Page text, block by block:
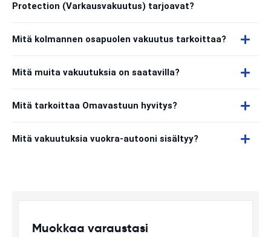
Protection (Varkausvakuutus) tarjoavat?
Mitä kolmannen osapuolen vakuutus tarkoittaa?
Mitä muita vakuutuksia on saatavilla?
Mitä tarkoittaa Omavastuun hyvitys?
Mitä vakuutuksia vuokra-autooni sisältyy?
Muokkaa varaustasi